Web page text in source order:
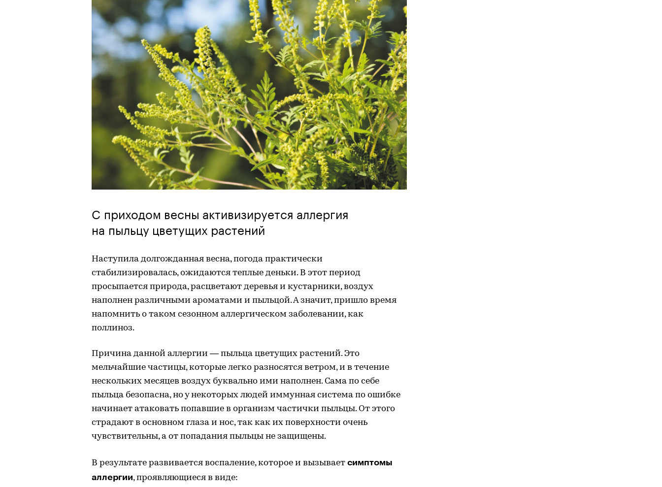
С приходом весны активизируется аллергия
на пыльцу цветущих растений
Наступила долгожданная весна, погода практически
стабилизировалась, ожидаются теплые деньки. В этот период
просыпается природа, расцветают деревья и кустарники, воздух
наполнен различными ароматами и пыльцой. А значит, пришло время
напомнить о таком сезонном аллергическом заболевании, как
поллиноз.
Причина данной аллергии — пыльца цветущих растений. Это
мельчайшие частицы, которые легко разносятся ветром, и в течение
нескольких месяцев воздух буквально ими наполнен. Сама по себе
пыльца безопасна, но у некоторых людей иммунная система по ошибке
начинает атаковать попавшие в организм частички пыльцы. От этого
страдают в основном глаза и нос, так как их поверхности очень
чувствительны, а от попадания пыльцы не защищены.
В результате развивается воспаление, которое и вызывает симптомы
аллергии, проявляющиеся в виде: